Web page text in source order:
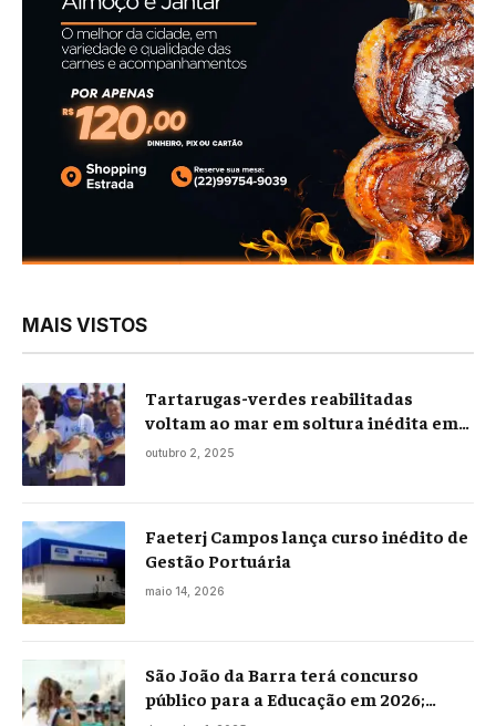
MAIS VISTOS
Tartarugas-verdes reabilitadas
voltam ao mar em soltura inédita em
Praia Seca
outubro 2, 2025
Faeterj Campos lança curso inédito de
Gestão Portuária
maio 14, 2026
São João da Barra terá concurso
público para a Educação em 2026;